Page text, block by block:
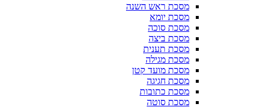
מסכת ראש השנה
מסכת יומא
מסכת סוכה
מסכת ביצה
מסכת תענית
מסכת מגילה
מסכת מועד קטן
מסכת חגיגה
מסכת כתובות
מסכת סוטה